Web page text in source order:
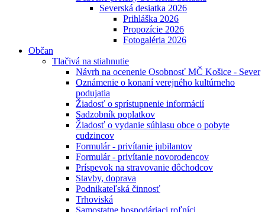
Severská desiatka 2026
Prihláška 2026
Propozície 2026
Fotogaléria 2026
Občan
Tlačivá na stiahnutie
Návrh na ocenenie Osobnosť MČ Košice - Sever
Oznámenie o konaní verejného kultúrneho
podujatia
Žiadosť o sprístupnenie informácií
Sadzobník poplatkov
Žiadosť o vydanie súhlasu obce o pobyte
cudzincov
Formulár - privítanie jubilantov
Formulár - privítanie novorodencov
Príspevok na stravovanie dôchodcov
Stavby, doprava
Podnikateľská činnosť
Trhoviská
Samostatne hospodáriaci roľníci